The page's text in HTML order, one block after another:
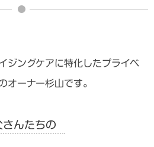
ジングケアに特化したプライベ
オーナー杉山です。
んたちの